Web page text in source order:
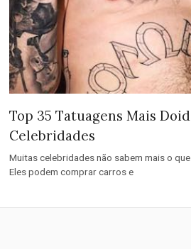
Top 35 Tatuagens Mais
Celebridades
Muitas celebridades não sabem mais o
Eles podem comprar carros e